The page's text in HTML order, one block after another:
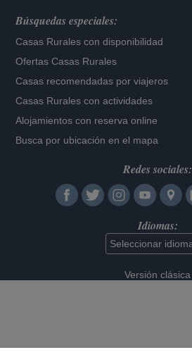
Búsquedas especiales:
Casas Rurales con disponibilidad
Ofertas Casas Rurales
Casas recomendadas por viajeros
Casas Rurales con actividades
Alojamientos con reserva online
Busca por ubicación en el mapa
Redes sociales:
Idiomas:
Versión clásica